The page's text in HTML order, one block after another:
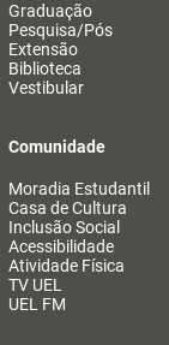
Graduação
Pesquisa/Pós
Extensão
Biblioteca
Vestibular
Comunidade
Moradia Estudantil
Casa de Cultura
Inclusão Social
Acessibilidade
Atividade Física
TV UEL
UEL FM